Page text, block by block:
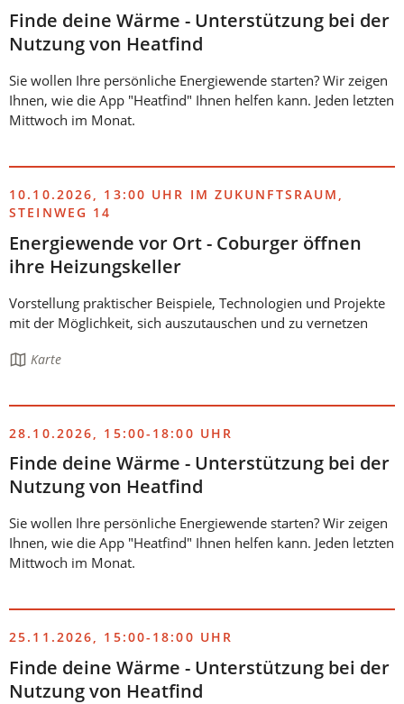
Finde deine Wärme - Unterstützung bei der
Nutzung von Heatfind
Sie wollen Ihre persönliche Energiewende starten? Wir zeigen
Ihnen, wie die App "Heatfind" Ihnen helfen kann. Jeden letzten
Mittwoch im Monat.
10.10.2026, 13:00 UHR IM ZUKUNFTSRAUM,
STEINWEG 14
Energiewende vor Ort - Coburger öffnen
ihre Heizungskeller
Vorstellung praktischer Beispiele, Technologien und Projekte
mit der Möglichkeit, sich auszutauschen und zu vernetzen
Die Karte
28.10.2026, 15:00-18:00 UHR
Finde deine Wärme - Unterstützung bei der
Nutzung von Heatfind
Sie wollen Ihre persönliche Energiewende starten? Wir zeigen
Ihnen, wie die App "Heatfind" Ihnen helfen kann. Jeden letzten
Mittwoch im Monat.
25.11.2026, 15:00-18:00 UHR
Finde deine Wärme - Unterstützung bei der
Nutzung von Heatfind